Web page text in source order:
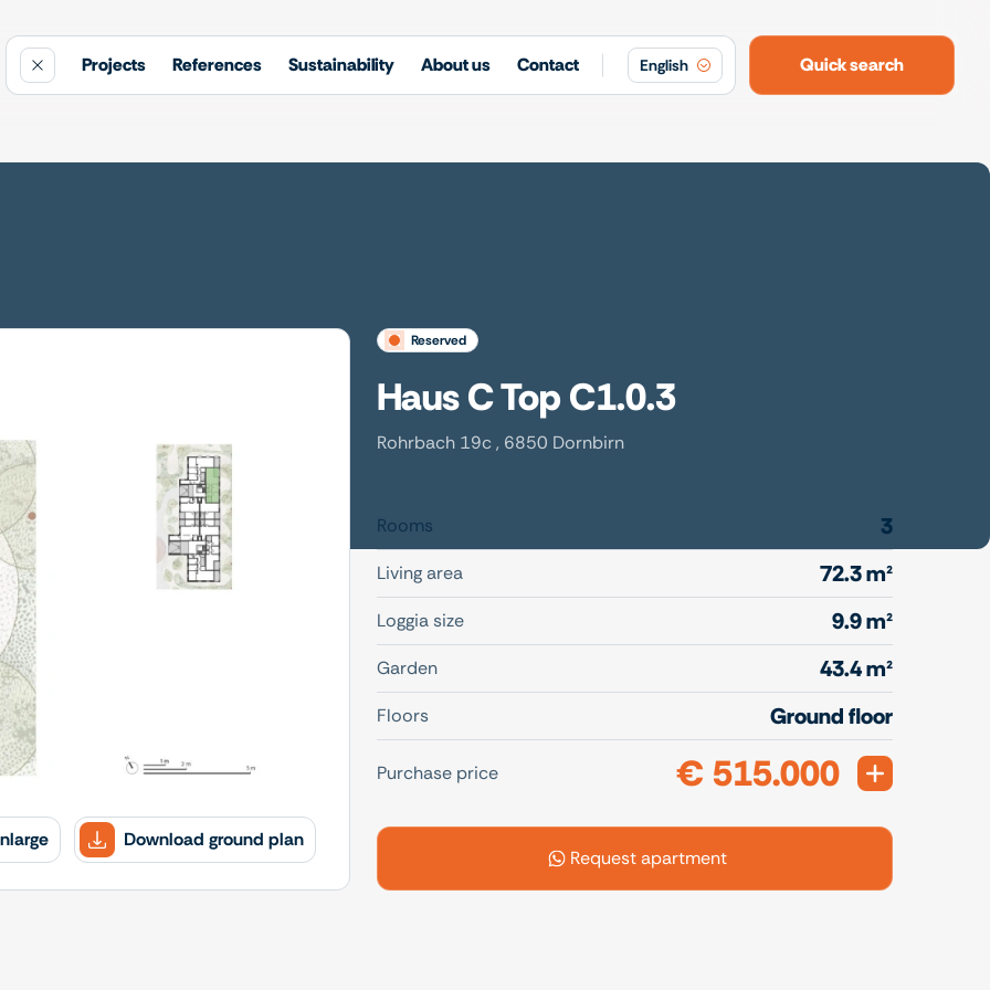
Projects References Sustainability About us Contact English Quick search
Download ground plan
reserved
Haus C Top C1.0.3
Rohrbach 19c , 6850 Dornbirn
Rooms 3
Living area 72.3 m²
Loggia size 9.9 m²
Garden 43.4 m²
Floors Ground floor
Purchase price € 515.000
Request apartment